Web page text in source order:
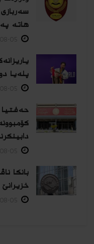
هاتە
پلەیا
بانکا
خزیرانێ پتر ژ 5.8